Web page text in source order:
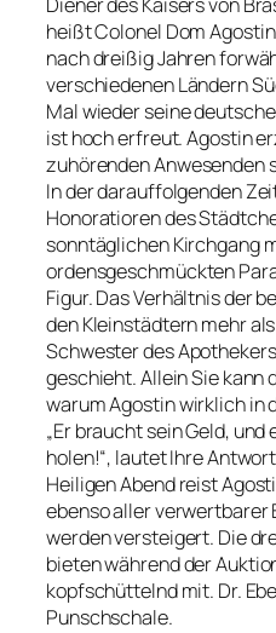
heißt Colonel Dom
nach dreißig Jahren
verschiedenen Ländern
Mal wieder seine
ist hoch erfreut. Agostin
zuhörenden Anwesenden
In der darauffolgenden
Honoratioren des
sonntäglichen Kirchgang
ordensgeschmückten
Figur. Das Verhältnis der
den Kleinstädtern mehr
Schwester des
geschieht. Allein Sie kann
warum Agostin wirklich in
„Er braucht sein Geld,
holen!“, lautet Ihre
Heiligen Abend reist
ebenso aller verwertbarer
werden versteigert. Die
bieten während der
kopfschüttelnd mit. Dr.
Punschschale.